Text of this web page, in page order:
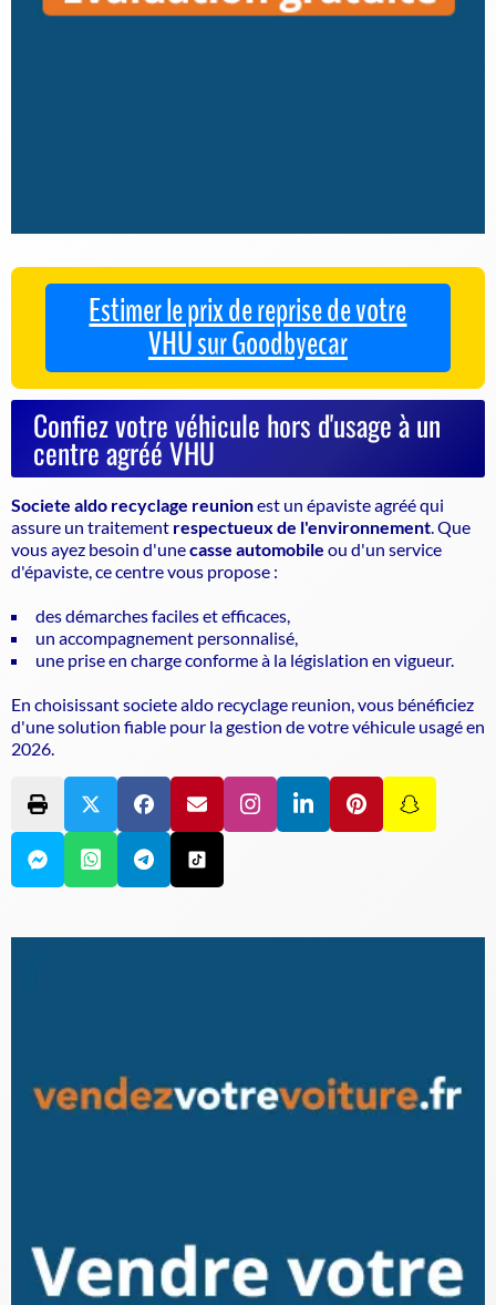
Estimer le prix de reprise de votre
VHU sur Goodbyecar
Confiez votre véhicule hors d'usage à un
centre agréé VHU
Societe aldo recyclage reunionest un épaviste agrééqui
assure un traitement respectueux de l'environnement . Que
vous ayez besoin d'unecasse automobile ou d'un service
d'épaviste, ce centre vous propose :
des démarches faciles et efficaces,
un accompagnement personnalisé,
une prise en charge conforme à la législation en vigueur.
En choisissant societe aldo recyclage reunion, vous bénéficiez
d'une solution fiable pour la gestion de votre véhicule usagé en
2026.